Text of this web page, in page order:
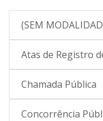
(SEM
Atas de Registro
Chamada Pública
Concorrência